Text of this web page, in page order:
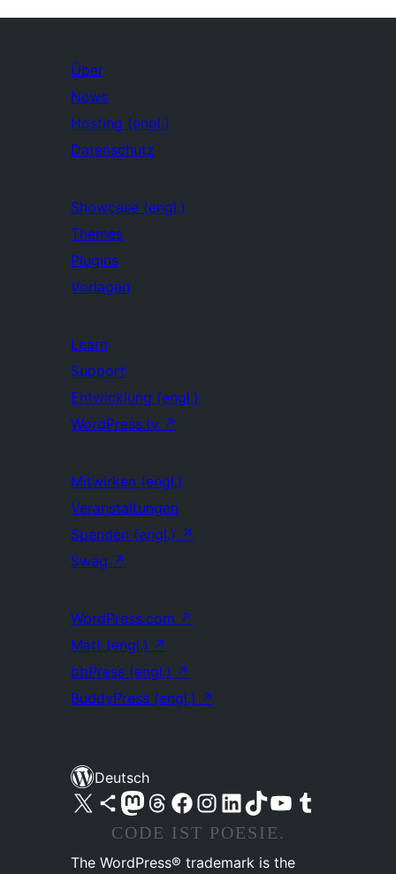
Über
News
Hosting (engl.)
Datenschutz
Showcase (engl.)
Themes
Plugins
Vorlagen
Learn
Support
Entwicklung (engl.)
WordPress.tv ↗
Mitwirken (engl.)
Veranstaltungen
Spenden (engl.) ↗
Swag ↗
WordPress.com ↗
Matt (engl.) ↗
bbPress (engl.) ↗
BuddyPress (engl.) ↗
Deutsch
Unser X-Konto (früher Twitter) besuchen
Unser Bluesky-Konto besuchen
Unser Mastodon-Konto besuchen
Unser Threads-Konto besuchen
Unsere Facebook-Seite besuchen
Unser Instagram-Konto besuchen
Unser LinkedIn-Konto besuchen
Unser TikTok-Konto besuchen
Unseren YouTube-Kanal besuchen
Unser Tumblr-Konto besuchen
CODE IST POESIE.
The WordPress® trademark is the